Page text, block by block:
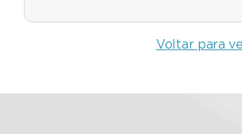
Voltar para